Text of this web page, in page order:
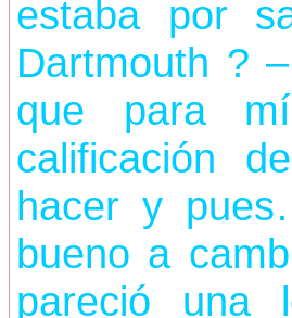
estaba por
Dartmouth ?
que para
calificación
hacer y
bueno a
pareció